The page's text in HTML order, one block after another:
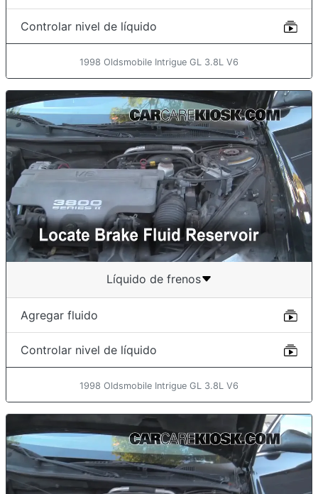
Controlar nivel de líquido
1998 Oldsmobile Intrigue GL 3.8L V6
Líquido de frenos
Agregar fluido
Controlar nivel de líquido
1998 Oldsmobile Intrigue GL 3.8L V6